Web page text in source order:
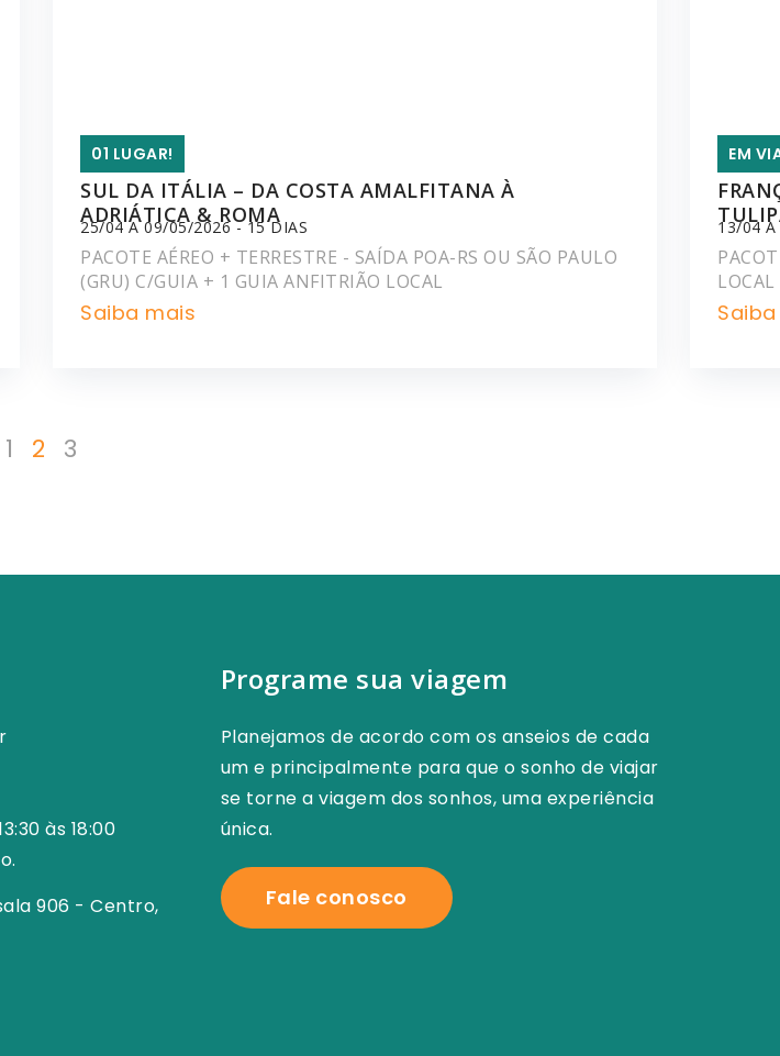
01 LUGAR!
SUL DA ITÁLIA – DA COSTA AMALFITANA À
ADRIÁTICA & ROMA
25/04 A 09/05/2026 - 15 DIAS
PACOTE AÉREO + TERRESTRE - SAÍDA POA-RS OU SÃO PAULO
(GRU) C/GUIA + 1 GUIA ANFITRIÃO LOCAL
Saiba mais
EM
13/04
1 2 3
às 18:00
906 - Centro,
Programe sua viagem
Planejamos de acordo com os anseios de cada
um e principalmente para que o sonho de viajar
se torne a viagem dos sonhos, uma experiência
única.
Fale conosco